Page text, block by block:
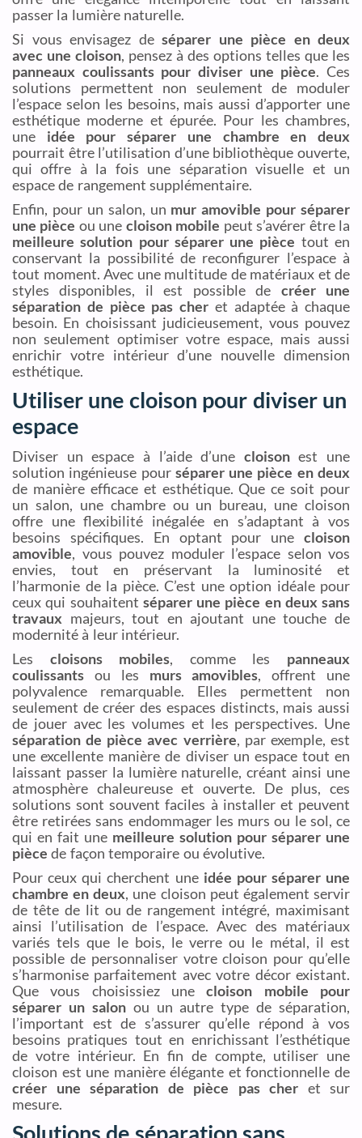
passer la lumière naturelle.
Si vous envisagez de séparer une pièce en deux
avec une cloison, pensez à des options telles que les
panneaux coulissants pour diviser une pièce. Ces
solutions permettent non seulement de moduler
l’espace selon les besoins, mais aussi d’apporter une
esthétique moderne et épurée. Pour les chambres,
une idée pour séparer une chambre en deux
pourrait être l’utilisation d’une bibliothèque ouverte,
qui offre à la fois une séparation visuelle et un
espace de rangement supplémentaire.
Enfin, pour un salon, un mur amovible pour séparer
une pièce ou une cloison mobile peut s’avérer être la
meilleure solution pour séparer une pièce tout en
conservant la possibilité de reconfigurer l’espace à
tout moment. Avec une multitude de matériaux et de
styles disponibles, il est possible de créer une
séparation de pièce pas cher et adaptée à chaque
besoin. En choisissant judicieusement, vous pouvez
non seulement optimiser votre espace, mais aussi
enrichir votre intérieur d’une nouvelle dimension
esthétique.
Utiliser une cloison pour diviser un
espace
Diviser un espace à l’aide d’une cloisonest une
solution ingénieuse pour séparer une pièce en deux
de manière efficace et esthétique. Que ce soit pour
un salon, une chambre ou un bureau, une cloison
offre une flexibilité inégalée en s’adaptant à vos
besoins spécifiques. En optant pour une cloison
amovible, vous pouvez moduler l’espace selon vos
envies, tout en préservant la luminosité et
l’harmonie de la pièce. C’est une option idéale pour
ceux qui souhaitent séparer une pièce en deux sans
travaux majeurs, tout en ajoutant une touche de
modernité à leur intérieur.
Les cloisons mobiles, comme les panneaux
coulissants ou les murs amovibles, offrent une
polyvalence remarquable. Elles permettent non
seulement de créer des espaces distincts, mais aussi
de jouer avec les volumes et les perspectives. Une
séparation de pièce avec verrière, par exemple, est
une excellente manière de diviser un espace tout en
laissant passer la lumière naturelle, créant ainsi une
atmosphère chaleureuse et ouverte. De plus, ces
solutions sont souvent faciles à installer et peuvent
être retirées sans endommager les murs ou le sol, ce
qui en fait une meilleure solution pour séparer une
pièce de façon temporaire ou évolutive.
Pour ceux qui cherchent une idée pour séparer une
chambre en deux, une cloison peut également servir
de tête de lit ou de rangement intégré, maximisant
ainsi l’utilisation de l’espace. Avec des matériaux
variés tels que le bois, le verre ou le métal, il est
possible de personnaliser votre cloison pour qu’elle
s’harmonise parfaitement avec votre décor existant.
Que vous choisissiez unecloison mobile pour
séparer un salonou un autre type de séparation,
l’important est de s’assurer qu’elle répond à vos
besoins pratiques tout en enrichissant l’esthétique
de votre intérieur. En fin de compte, utiliser une
cloison est une manière élégante et fonctionnelle de
créer une séparation de pièce pas cher et sur
mesure.
Solutions de séparation sans